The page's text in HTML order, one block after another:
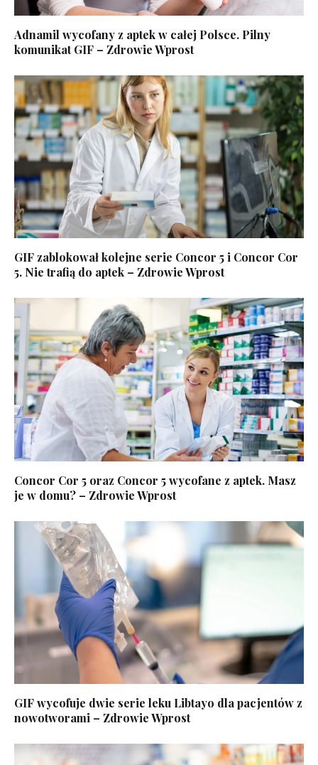
Adnamil wycofany z aptek w całej Polsce. Pilny
komunikat GIF – Zdrowie Wprost
GIF zablokował kolejne serie Concor 5 i Concor Cor
5. Nie trafią do aptek – Zdrowie Wprost
Concor Cor 5 oraz Concor 5 wycofane z aptek. Masz
je w domu? – Zdrowie Wprost
GIF wycofuje dwie serie leku Libtayo dla pacjentów z
nowotworami – Zdrowie Wprost